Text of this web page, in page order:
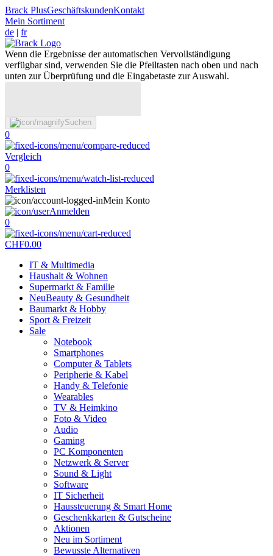
Brack PlusGeschäftskundenKontakt
Mein Sortiment
de | fr
Wenn die Ergebnisse der automatischen Vervollständigung
verfügbar sind, verwenden Sie die Pfeiltasten nach oben und nach
unten zur Überprüfung und die Eingabetaste zur Auswahl.
Suchen
0
Vergleich
0
Merklisten
Mein Konto
Anmelden
0
CHF0.00
IT & Multimedia
Haushalt & Wohnen
Supermarkt & Familie
NeuBeauty & Gesundheit
Baumarkt & Hobby
Sport & Freizeit
Sale
Notebook
Smartphones
Computer & Tablets
Peripherie & Kabel
Handy & Telefonie
Wearables
TV & Heimkino
Foto & Video
Audio
Gaming
PC Komponenten
Netzwerk & Server
Sound & Light
Software
IT Sicherheit
Haussteuerung & Smart Home
Geschenkkarten & Gutscheine
Aktionen
Neu im Sortiment
Bewusste Alternativen